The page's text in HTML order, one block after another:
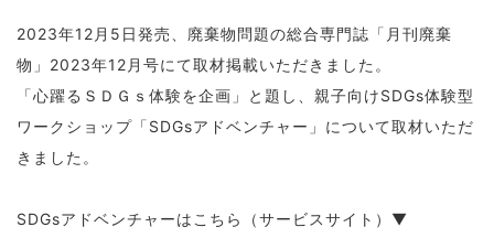
2023年12月5日発売、廃棄物問題の総合専門誌「月刊廃棄
物」2023年12月号にて取材掲載いただきました。
「心躍るＳＤＧｓ体験を企画」と題し、親子向けSDGs体験型
ワークショップ「SDGsアドベンチャー」について取材いただ
きました。
SDGsアドベンチャーはこちら（サービスサイト）▼